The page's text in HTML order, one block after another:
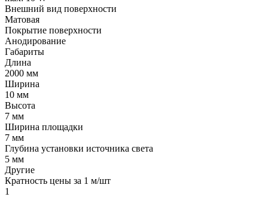
Внешний вид поверхности
Матовая
Покрытие поверхности
Анодирование
Габариты
Длина
2000 мм
Ширина
10 мм
Высота
7 мм
Ширина площадки
7 мм
Глубина установки источника света
5 мм
Другие
Кратность цены за 1 м/шт
1